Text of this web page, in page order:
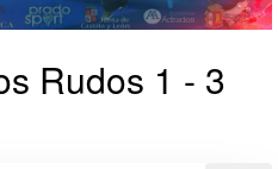
Rudos 1 - 3